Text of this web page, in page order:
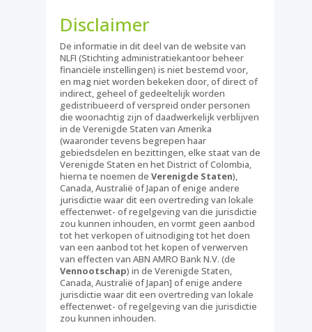
Disclaimer
De informatie in dit deel van de website van
NLFI (Stichting administratiekantoor beheer
financiële instellingen) is niet bestemd voor,
en mag niet worden bekeken door, of direct of
indirect, geheel of gedeeltelijk worden
gedistribueerd of verspreid onder personen
die woonachtig zijn of daadwerkelijk verblijven
in de Verenigde Staten van Amerika
(waaronder tevens begrepen haar
gebiedsdelen en bezittingen, elke staat van de
Verenigde Staten en het District of Colombia,
hierna te noemen de Verenigde Staten),
Canada, Australië of Japan of enige andere
jurisdictie waar dit een overtreding van lokale
effectenwet- of regelgeving van die jurisdictie
zou kunnen inhouden, en vormt geen aanbod
tot het verkopen of uitnodiging tot het doen
van een aanbod tot het kopen of verwerven
van effecten van ABN AMRO Bank N.V. (de
Vennootschap) in de Verenigde Staten,
Canada, Australië of Japan] of enige andere
jurisdictie waar dit een overtreding van lokale
effectenwet- of regelgeving van die jurisdictie
zou kunnen inhouden.